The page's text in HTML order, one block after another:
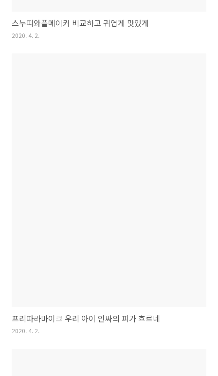
스누피와플메이커 비교하고 귀엽게 맛있게
2020. 4. 2.
프리파라마이크 우리 아이 인싸의 피가 흐르네
2020. 4. 2.